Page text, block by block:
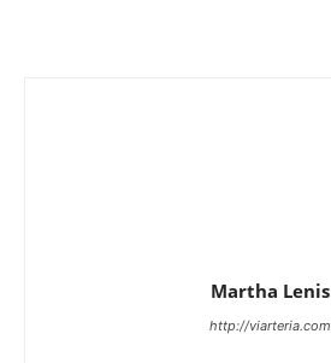
Martha Lenis
http://viarteria.com